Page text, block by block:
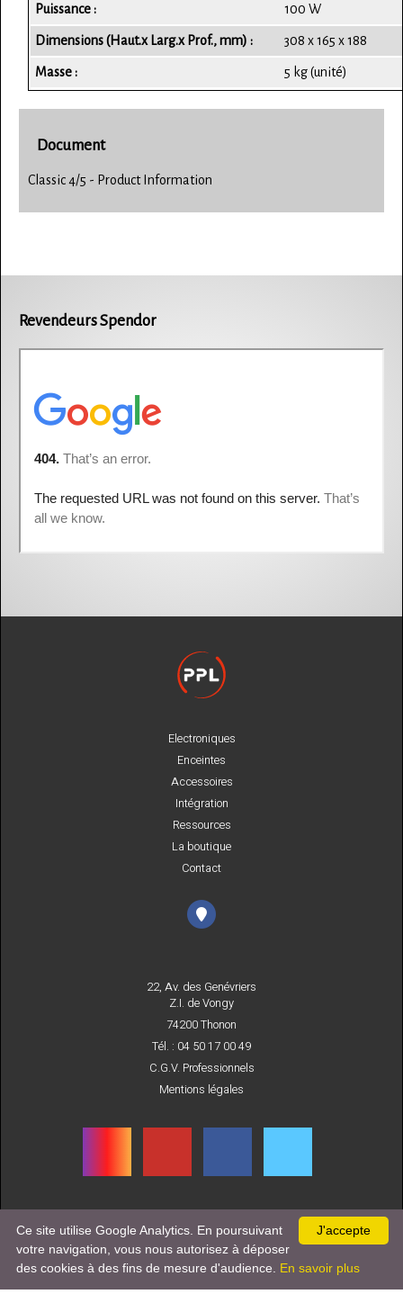
Puissance : 100 W
Dimensions (Haut.x Larg.x Prof., mm) : 308 x 165 x 188
Masse : 5 kg (unité)
Document
Classic 4/5 - Product Information
Revendeurs Spendor
Electroniques
Enceintes
Accessoires
Intégration
Ressources
La boutique
Contact
22, Av. des Genévriers
Z.I. de Vongy
74200 Thonon
Tél. : 04 50 17 00 49
C.G.V. Professionnels
Mentions légales
INSCRIVEZ-VOUS
À NOTRE NEWSLETTER
J'accepte
Ce site utilise Google Analytics. En poursuivant
votre navigation, vous nous autorisez à déposer
des cookies à des fins de mesure d'audience. En savoir plus